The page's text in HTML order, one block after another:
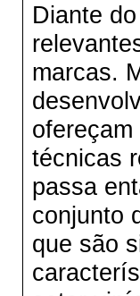
Diante
marcas.
técnicas
passa
conjunto
que são